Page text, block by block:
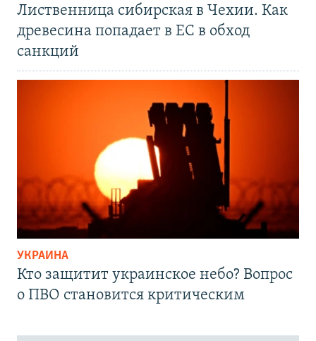
Лиственница сибирская в Чехии. Как
древесина попадает в ЕС в обход
санкций
УКРАИНА
Кто защитит украинское небо? Вопрос
о ПВО становится критическим